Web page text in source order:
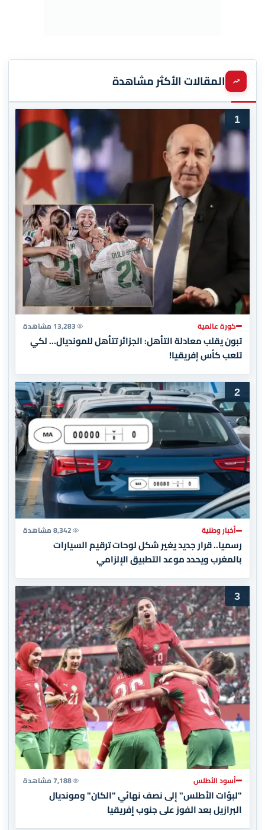
المقالات الأكثر مشاهدة
1
كورة عالمية 13,283 مشاهدة
تبون يقلب معادلة التأهل: الجزائر تتأهل للمونديال… لكي
تلعب كأس إفريقيا!
2
أخبار وطنية 8,342 مشاهدة
رسميا.. قرار جديد يغير شكل لوحات ترقيم السيارات
بالمغرب ويحدد موعد التطبيق الإلزامي
3
أسود الأطلس 7,188 مشاهدة
"لبؤات الأطلس" إلى نصف نهائي "الكان" ومونديال
البرازيل بعد الفوز على جنوب إفريقيا